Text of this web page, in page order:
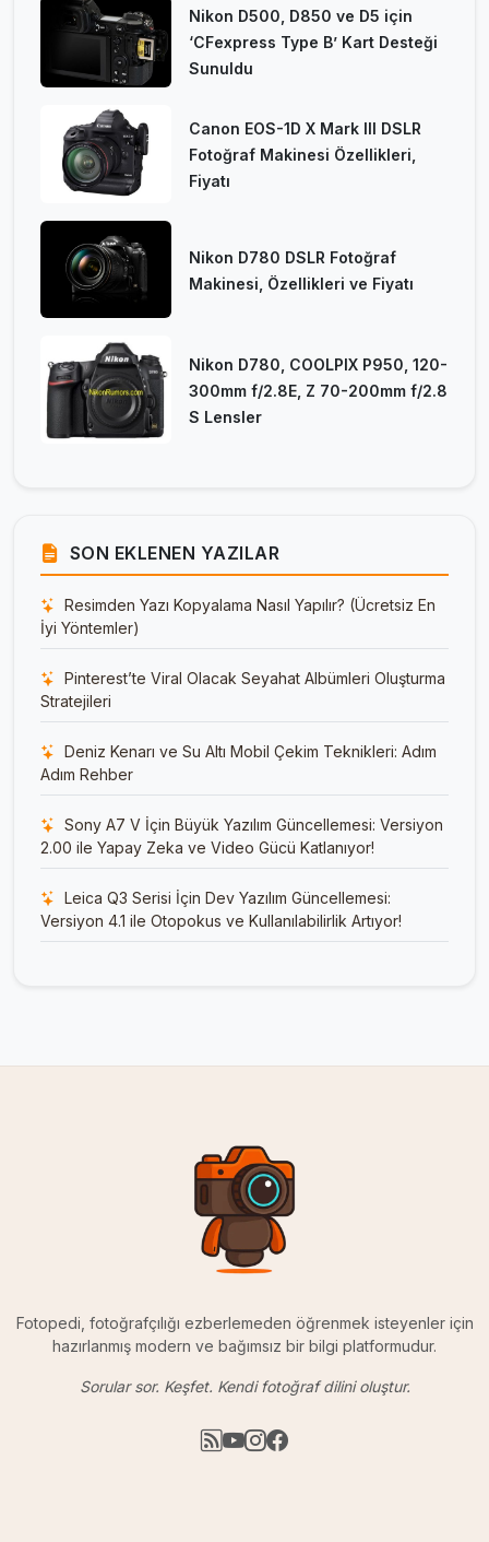
Nikon D500, D850 ve D5 için
‘CFexpress Type B’ Kart Desteği
Sunuldu
Canon EOS-1D X Mark III DSLR
Fotoğraf Makinesi Özellikleri,
Fiyatı
Nikon D780 DSLR Fotoğraf
Makinesi, Özellikleri ve Fiyatı
Nikon D780, COOLPIX P950, 120-
300mm f/2.8E, Z 70-200mm f/2.8
S Lensler
SON EKLENEN YAZILAR
Resimden Yazı Kopyalama Nasıl Yapılır? (Ücretsiz En
İyi Yöntemler)
Pinterest’te Viral Olacak Seyahat Albümleri Oluşturma
Stratejileri
Deniz Kenarı ve Su Altı Mobil Çekim Teknikleri: Adım
Adım Rehber
Sony A7 V İçin Büyük Yazılım Güncellemesi: Versiyon
2.00 ile Yapay Zeka ve Video Gücü Katlanıyor!
Leica Q3 Serisi İçin Dev Yazılım Güncellemesi:
Versiyon 4.1 ile Otopokus ve Kullanılabilirlik Artıyor!
Fotopedi, fotoğrafçılığı ezberlemeden öğrenmek isteyenler için
hazırlanmış modern ve bağımsız bir bilgi platformudur.
Sorular sor. Keşfet. Kendi fotoğraf dilini oluştur.